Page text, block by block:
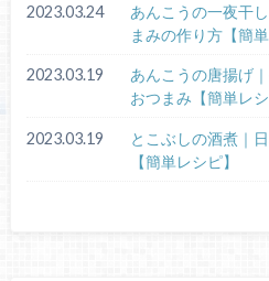
2023.03.24
あんこうの一夜干
まみの作り方【簡単
2023.03.19
あんこうの唐揚げ
おつまみ【簡単レシ
2023.03.19
とこぶしの酒煮｜
【簡単レシピ】